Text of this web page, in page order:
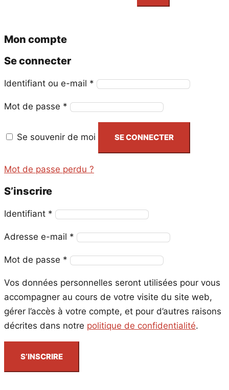
Mon compte
Se connecter
Identifiant ou e-mail * Obligatoire
Mot de passe * Obligatoire
Se souvenir de moi SE CONNECTER
Mot de passe perdu ?
S’inscrire
Identifiant * Obligatoire
Adresse e-mail * Obligatoire
Mot de passe * Obligatoire
Vos données personnelles seront utilisées pour vous
accompagner au cours de votre visite du site web,
gérer l’accès à votre compte, et pour d’autres raisons
décrites dans notre politique de confidentialité.
S’INSCRIRE